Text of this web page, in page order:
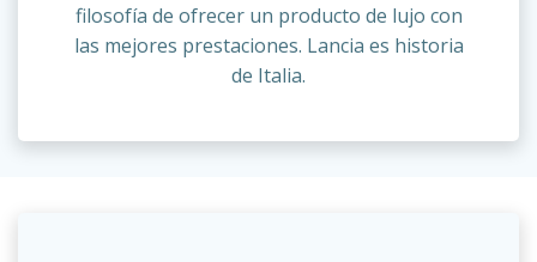
filosofía de ofrecer un producto de lujo con
las mejores prestaciones. Lancia es historia
de Italia.